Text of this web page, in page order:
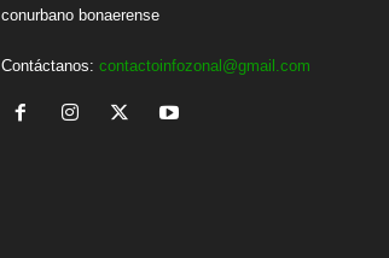
conurbano bonaerense
Contáctanos: contactoinfozonal@gmail.com